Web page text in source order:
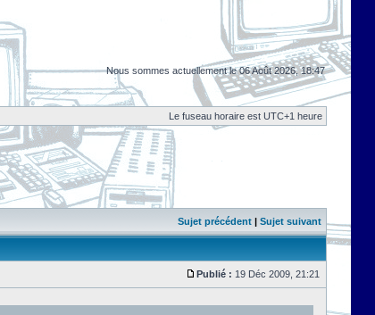
Nous sommes actuellement le 06 Août 2026, 18:47
Le fuseau horaire est UTC+1 heure
Sujet précédent | Sujet suivant
Publié : 19 Déc 2009, 21:21